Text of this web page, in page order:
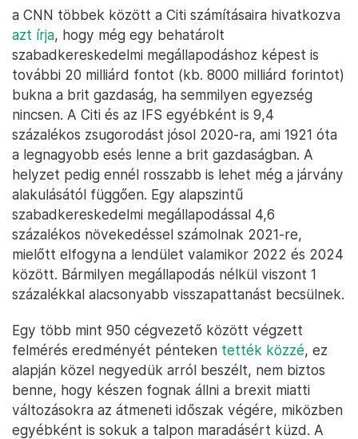
a CNN többek között a Citi számításaira hivatkozva
azt írja, hogy még egy behatárolt
szabadkereskedelmi megállapodáshoz képest is
további 20 milliárd fontot (kb. 8000 milliárd forintot)
bukna a brit gazdaság, ha semmilyen egyezség
nincsen. A Citi és az IFS egyébként is 9,4
százalékos zsugorodást jósol 2020-ra, ami 1921 óta
a legnagyobb esés lenne a brit gazdaságban. A
helyzet pedig ennél rosszabb is lehet még a járvány
alakulásától függően. Egy alapszintű
szabadkereskedelmi megállapodással 4,6
százalékos növekedéssel számolnak 2021-re,
mielőtt elfogyna a lendület valamikor 2022 és 2024
között. Bármilyen megállapodás nélkül viszont 1
százalékkal alacsonyabb visszapattanást becsülnek.
Egy több mint 950 cégvezető között végzett
felmérés eredményét pénteken tették közzé, ez
alapján közel negyedük arról beszélt, nem biztos
benne, hogy készen fognak állni a brexit miatti
változásokra az átmeneti időszak végére, miközben
egyébként is sokuk a talpon maradásért küzd. A